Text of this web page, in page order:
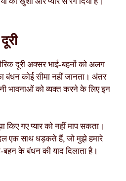
दूरी अक्सर भाई-बहनों को अलग
बंधन कोई सीमा नहीं जानता। अंतर
भावनाओं को व्यक्त करने के लिए इन
किए गए प्यार को नहीं माप सकता।
एक साथ धड़कते हैं, जो मुझे हमारे
बहन के बंधन की याद दिलाता है।